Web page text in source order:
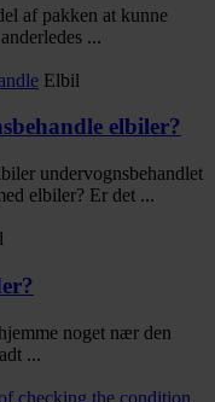
af pakken at kunne
...
Elbil
elbiler?
undervognsbehandlet
elbiler? Er det ...
noget nær den
...